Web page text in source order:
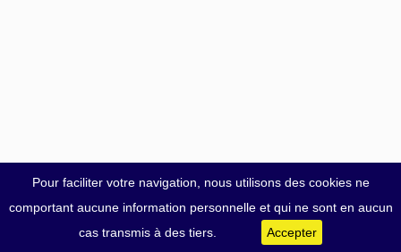
Pour faciliter votre navigation, nous utilisons des cookies ne
comportant aucune information personnelle et qui ne sont en aucun
cas transmis à des tiers.
Accepter